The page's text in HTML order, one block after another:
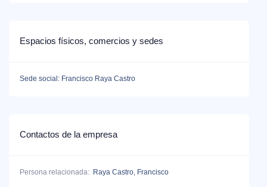
Espacios físicos, comercios y sedes
Sede social: Francisco Raya Castro
Contactos de la empresa
Persona relacionada: Raya Castro, Francisco